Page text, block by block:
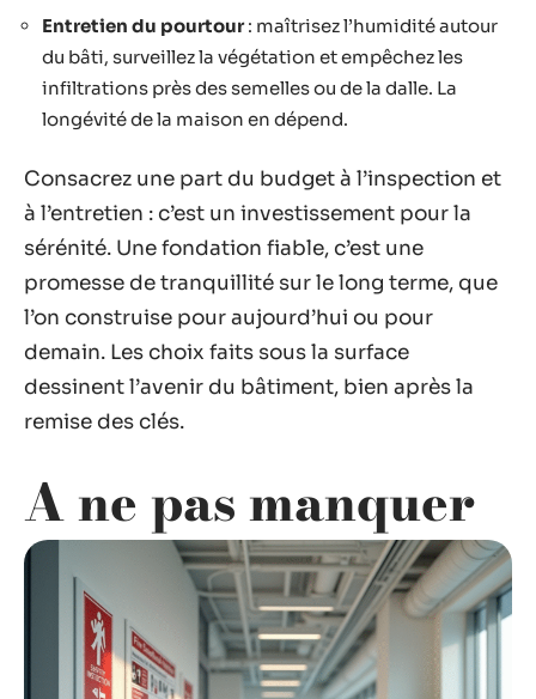
Entretien du pourtour: maîtrisez l’humidité autour
du bâti, surveillez la végétation et empêchez les
infiltrations près des semelles ou de la dalle. La
longévité de la maison en dépend.
Consacrez une part du budget à l’inspection et
à l’entretien : c’est un investissement pour la
sérénité. Une fondation fiable, c’est une
promesse de tranquillité sur le long terme, que
l’on construise pour aujourd’hui ou pour
demain. Les choix faits sous la surface
dessinent l’avenir du bâtiment, bien après la
remise des clés.
A ne pas manquer